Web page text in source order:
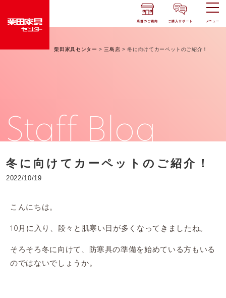
店舗のご案内 ご購入サポート メニュー
栗田家具センター > 三島店 >冬に向けてカーペットのご紹介！
Staff Blog
冬に向けてカーペットのご紹介！
2022/10/19
こんにちは。
10月に入り、段々と肌寒い日が多くなってきましたね。
そろそろ冬に向けて、防寒具の準備を始めている方もいる
のではないでしょうか。